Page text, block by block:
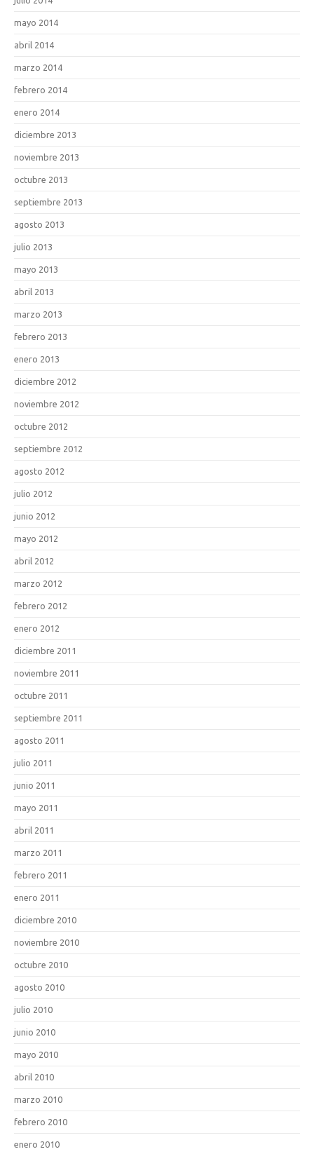
mayo 2014
abril 2014
marzo 2014
febrero 2014
enero 2014
diciembre 2013
noviembre 2013
octubre 2013
septiembre 2013
agosto 2013
julio 2013
mayo 2013
abril 2013
marzo 2013
febrero 2013
enero 2013
diciembre 2012
noviembre 2012
octubre 2012
septiembre 2012
agosto 2012
julio 2012
junio 2012
mayo 2012
abril 2012
marzo 2012
febrero 2012
enero 2012
diciembre 2011
noviembre 2011
octubre 2011
septiembre 2011
agosto 2011
julio 2011
junio 2011
mayo 2011
abril 2011
marzo 2011
febrero 2011
enero 2011
diciembre 2010
noviembre 2010
octubre 2010
agosto 2010
julio 2010
junio 2010
mayo 2010
abril 2010
marzo 2010
febrero 2010
enero 2010